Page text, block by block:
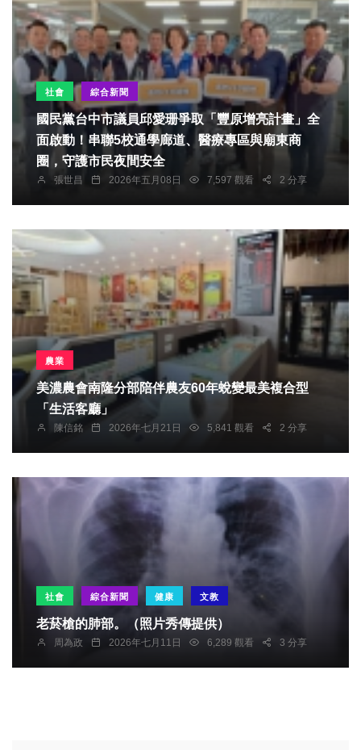
社會 綜合新聞
國民黨台中市議員邱愛珊爭取「豐原增亮計畫」全
面啟動！串聯5校通學廊道、醫療專區與廟東商
圈，守護市民夜間安全
張世昌 2026年五月08日 7,597 觀看 2 分享
農業
美濃農會南隆分部陪伴農友60年蛻變最美複合型
「生活客廳」
陳信銘 2026年七月21日 5,841 觀看 2 分享
社會 綜合新聞 健康 文教
老菸槍的肺部。（照片秀傳提供）
周為政 2026年七月11日 6,289 觀看 3 分享